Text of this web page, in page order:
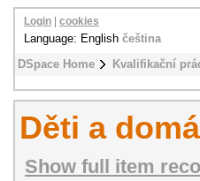
DSpace Home Kvalifikační
Login cookies
Language: English čeština
Děti a
Show full item